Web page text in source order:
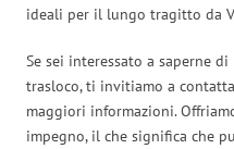
ideali per il lungo tragitto da
Se sei interessato a saperne
trasloco, ti invitiamo a
maggiori informazioni.
impegno, il che significa che